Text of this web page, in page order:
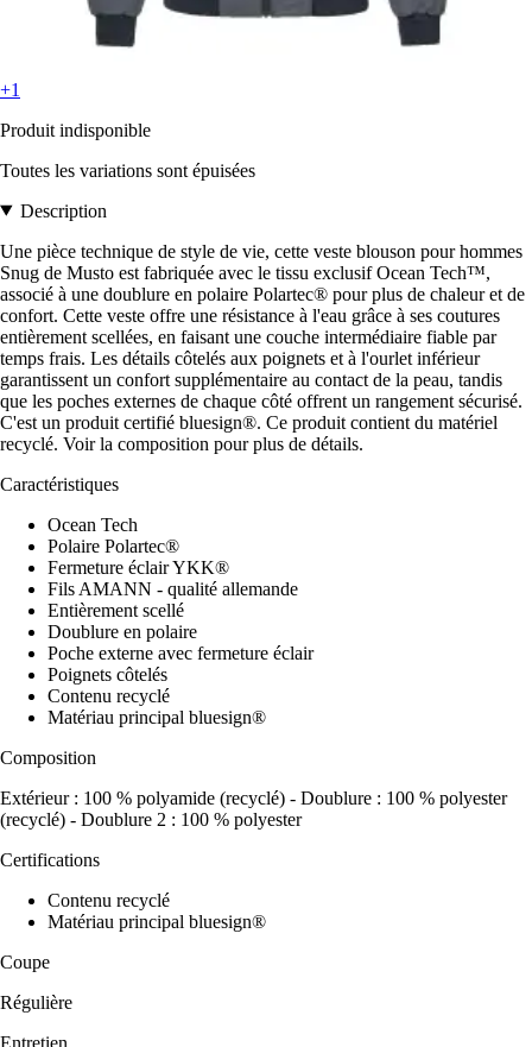
+1
Produit indisponible
Toutes les variations sont épuisées
Description
Une pièce technique de style de vie, cette veste blouson pour hommes
Snug de Musto est fabriquée avec le tissu exclusif Ocean Tech™,
associé à une doublure en polaire Polartec® pour plus de chaleur et de
confort. Cette veste offre une résistance à l'eau grâce à ses coutures
entièrement scellées, en faisant une couche intermédiaire fiable par
temps frais. Les détails côtelés aux poignets et à l'ourlet inférieur
garantissent un confort supplémentaire au contact de la peau, tandis
que les poches externes de chaque côté offrent un rangement sécurisé.
C'est un produit certifié bluesign®. Ce produit contient du matériel
recyclé. Voir la composition pour plus de détails.
Caractéristiques
Ocean Tech
Polaire Polartec®
Fermeture éclair YKK®
Fils AMANN - qualité allemande
Entièrement scellé
Doublure en polaire
Poche externe avec fermeture éclair
Poignets côtelés
Contenu recyclé
Matériau principal bluesign®
Composition
Extérieur : 100 % polyamide (recyclé) - Doublure : 100 % polyester
(recyclé) - Doublure 2 : 100 % polyester
Certifications
Contenu recyclé
Matériau principal bluesign®
Coupe
Régulière
Entretien